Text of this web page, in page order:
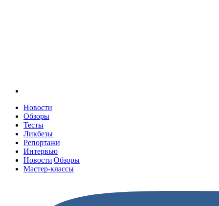
Новости
Обзоры
Тесты
Ликбезы
Репортажи
Интервью
Новости|Обзоры
Мастер-классы